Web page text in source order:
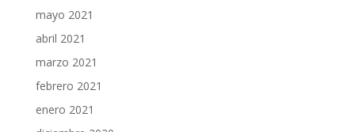
mayo 2021
abril 2021
marzo 2021
febrero 2021
enero 2021